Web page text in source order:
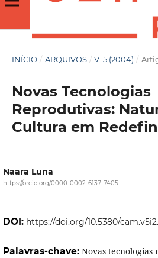
INÍCIO / ARQUIVOS / V. 5 (2004) /
Novas Tecnologias
Reprodutivas:
Cultura em
Naara Luna
https://orcid.org/0000-0002-6137-7405
DOI: https://doi.org/10.5380/
Palavras-chave: Novas